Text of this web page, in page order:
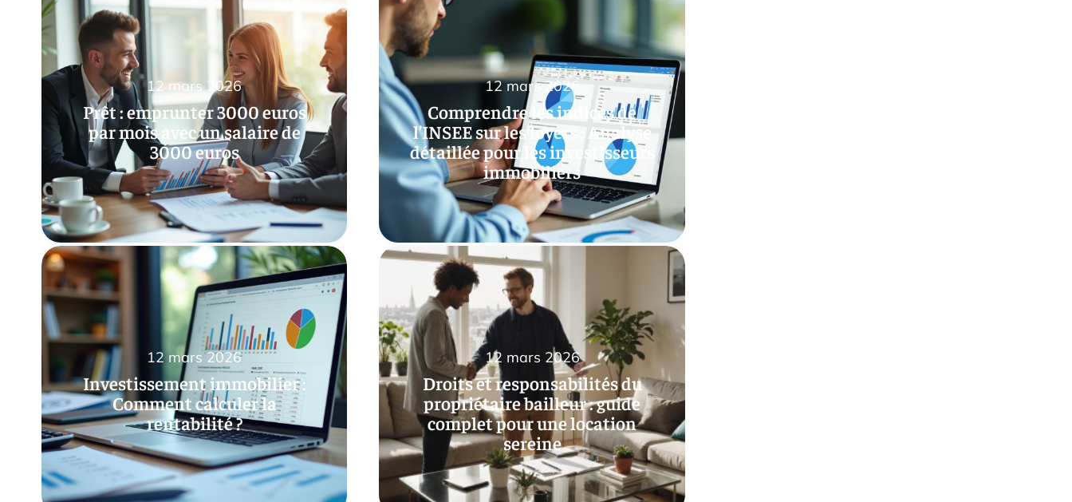
Prêt : emprunter 3000 euros
par mois avec un salaire de
3000 euros
12 mars 2026
Comprendre les indices de
l’INSEE sur les loyers : Analyse
détaillée pour les investisseurs
immobiliers
12 mars 2026
Investissement immobilier :
Comment calculer la
rentabilité ?
12 mars 2026
Droits et responsabilités du
propriétaire bailleur : guide
complet pour une location
sereine
12 mars 2026